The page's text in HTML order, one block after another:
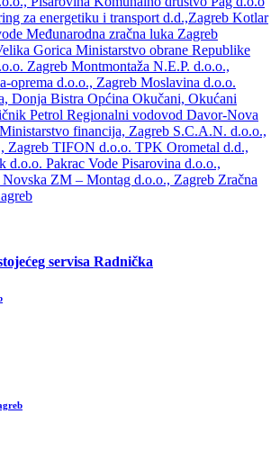
za energetiku i transport d.d.,Zagreb Kotlar
Međunarodna zračna luka Zagreb
Gorica Ministarstvo obrane Republike
Zagreb Montmontaža N.E.P. d.o.o.,
oprema d.o.o., Zagreb Moslavina d.o.o.
Donja Bistra Općina Okučani, Okućani
Petrol Regionalni vodovod Davor-Nova
financija, Zagreb S.C.A.N. d.o.o.,
Zagreb TIFON d.o.o. TPK Orometal d.d.,
d.o.o. Pakrac Vode Pisarovina d.o.o.,
ZM – Montag d.o.o., Zagreb Zračna
servisa Radnička